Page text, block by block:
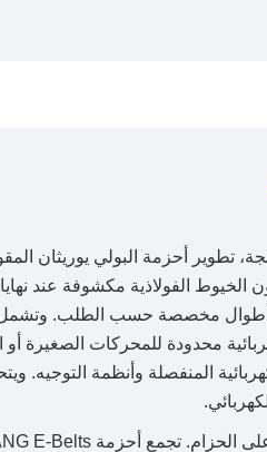
الخيوط الفولاذية مكشوفة عند
أطوال مخصصة حسب الطلب. وتشمل
محدودة للمحركات الصغيرة أو
المنفصلة وأنظمة التوجيه.